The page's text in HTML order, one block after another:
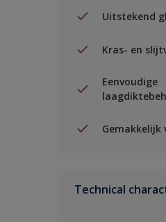
Uitstekend
Kras- en
Eenvoudige
Gemakkelijk
Technical